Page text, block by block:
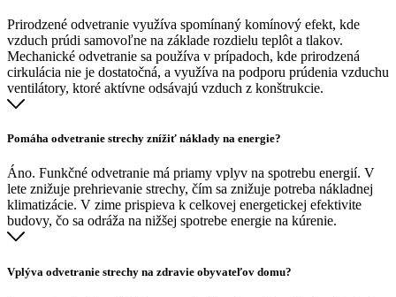
Prirodzené odvetranie využíva spomínaný komínový efekt, kde
vzduch prúdi samovoľne na základe rozdielu teplôt a tlakov.
Mechanické odvetranie sa používa v prípadoch, kde prirodzená
cirkulácia nie je dostatočná, a využíva na podporu prúdenia vzduchu
ventilátory, ktoré aktívne odsávajú vzduch z konštrukcie.
Pomáha odvetranie strechy znížiť náklady na energie?
Áno. Funkčné odvetranie má priamy vplyv na spotrebu energií. V
lete znižuje prehrievanie strechy, čím sa znižuje potreba nákladnej
klimatizácie. V zime prispieva k celkovej energetickej efektivite
budovy, čo sa odráža na nižšej spotrebe energie na kúrenie.
Vplýva odvetranie strechy na zdravie obyvateľov domu?